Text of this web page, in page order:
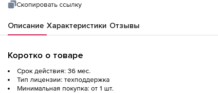
Скопировать ссылку
Описание Характеристики Отзывы
Коротко о товаре
Срок действия: 36 мес.
Тип лицензии: техподдержка
Минимальная покупка: от 1 шт.